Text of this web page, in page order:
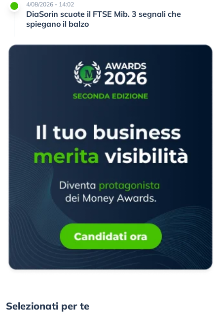
4/08/2026 - 14:02
DiaSorin scuote il FTSE Mib. 3 segnali che
spiegano il balzo
Selezionati per te